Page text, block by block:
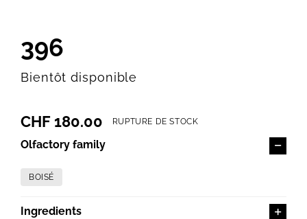
396
Bientôt disponible
CHF 180.00 RUPTURE DE STOCK
Olfactory family
BOISÉ
Ingredients